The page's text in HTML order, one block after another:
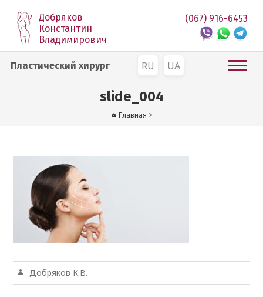
Добряков
Константин
Владимирович
RU UA
(067) 916-6453
Пластический хирург
slide_004
Главная >
Добряков К.В.